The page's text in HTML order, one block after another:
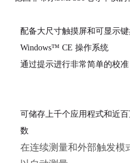
配备大尺寸触摸屏和可显示键
Windows™ CE 操作系统
通过提示进行非常简单的校准
可储存上千个应用程式和近
数
在连续测量和外部触发模